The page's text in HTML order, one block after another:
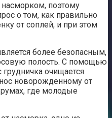
поэтому
о том, как правильно
от соплей, и при этом
более безопасным,
полость. С помощью
очищается
новорожденному от
где молодые